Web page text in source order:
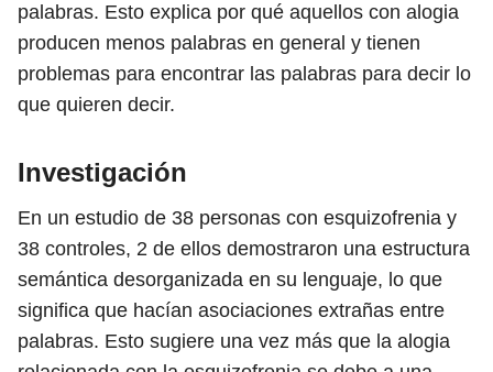
palabras. Esto explica por qué aquellos con alogia
producen menos palabras en general y tienen
problemas para encontrar las palabras para decir lo
que quieren decir.
Investigación
En un estudio de 38 personas con esquizofrenia y
38 controles, 2 de ellos demostraron una estructura
semántica desorganizada en su lenguaje, lo que
significa que hacían asociaciones extrañas entre
palabras. Esto sugiere una vez más que la alogia